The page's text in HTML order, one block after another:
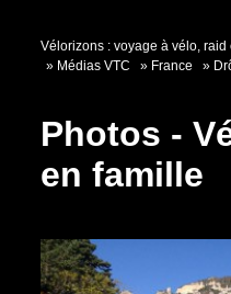
Vélorizons : voyage à vélo, raid
Médias VTC
France
Photos -
en famille